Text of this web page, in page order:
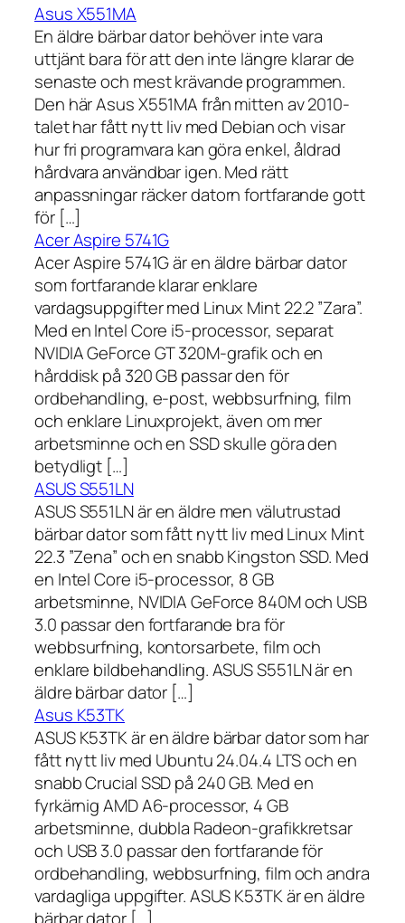
Asus X551MA
En äldre bärbar dator behöver inte vara
uttjänt bara för att den inte längre klarar de
senaste och mest krävande programmen.
Den här Asus X551MA från mitten av 2010-
talet har fått nytt liv med Debian och visar
hur fri programvara kan göra enkel, åldrad
hårdvara användbar igen. Med rätt
anpassningar räcker datorn fortfarande gott
för […]
Acer Aspire 5741G
Acer Aspire 5741G är en äldre bärbar dator
som fortfarande klarar enklare
vardagsuppgifter med Linux Mint 22.2 ”Zara”.
Med en Intel Core i5-processor, separat
NVIDIA GeForce GT 320M-grafik och en
hårddisk på 320 GB passar den för
ordbehandling, e-post, webbsurfning, film
och enklare Linuxprojekt, även om mer
arbetsminne och en SSD skulle göra den
betydligt […]
ASUS S551LN
ASUS S551LN är en äldre men välutrustad
bärbar dator som fått nytt liv med Linux Mint
22.3 ”Zena” och en snabb Kingston SSD. Med
en Intel Core i5-processor, 8 GB
arbetsminne, NVIDIA GeForce 840M och USB
3.0 passar den fortfarande bra för
webbsurfning, kontorsarbete, film och
enklare bildbehandling. ASUS S551LN är en
äldre bärbar dator […]
Asus K53TK
ASUS K53TK är en äldre bärbar dator som har
fått nytt liv med Ubuntu 24.04.4 LTS och en
snabb Crucial SSD på 240 GB. Med en
fyrkärnig AMD A6-processor, 4 GB
arbetsminne, dubbla Radeon-grafikkretsar
och USB 3.0 passar den fortfarande för
ordbehandling, webbsurfning, film och andra
vardagliga uppgifter. ASUS K53TK är en äldre